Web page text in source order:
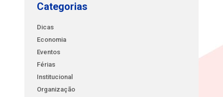
Categorias
Dicas
Economia
Eventos
Férias
Institucional
Organização